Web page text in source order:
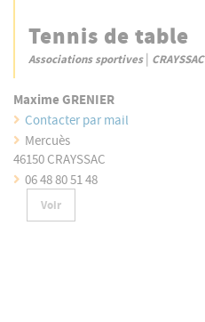
Tennis de table
Associations sportives| CRAYSSAC
Maxime GRENIER
Contacter par mail
Mercuès
46150 CRAYSSAC
06 48 80 51 48
Voir